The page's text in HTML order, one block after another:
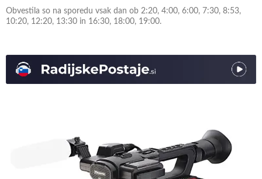
Obvestila so na sporedu vsak dan ob 2:20, 4:00, 6:00, 7:30, 8:53,
10:20, 12:20, 13:30 in 16:30, 18:00, 19:00.